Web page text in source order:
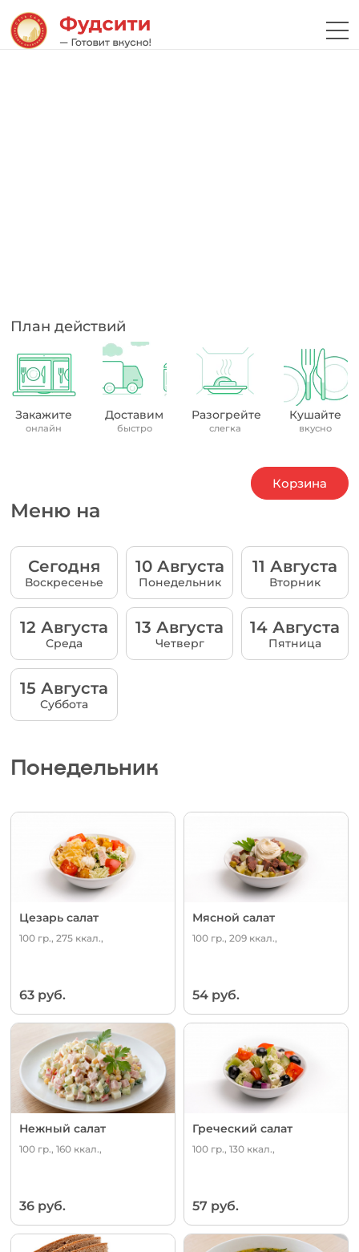
План действий
Закажите
онлайн
Доставим
быстро
Разогрейте
слегка
Кушайте
вкусно
Меню на
Сегодня
Воскресенье
10 Августа
Понедельник
11 Августа
Вторник
12 Августа
Среда
13 Августа
Четверг
14 Августа
Пятница
15 Августа
Суббота
Понедельник
Цезарь салат
100 гр., 275 ккал.,
63 руб.
Мясной салат
100 гр., 209 ккал.,
54 руб.
Нежный салат
100 гр., 160 ккал.,
36 руб.
Греческий салат
100 гр., 130 ккал.,
57 руб.
Корзина